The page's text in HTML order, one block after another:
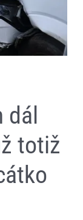
totiž